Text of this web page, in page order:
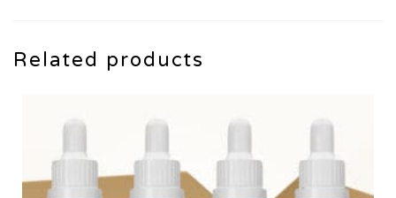
Related products